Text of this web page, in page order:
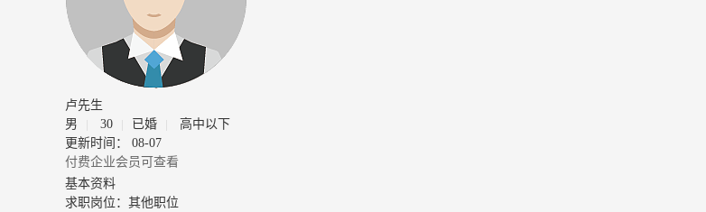
卢先生
男
30 已婚
高中以下
更新时间： 08-07
付费企业会员可查看
基本资料
求职岗位： 其他职位